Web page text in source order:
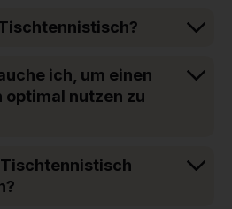
ich, um einen
nutzen zu